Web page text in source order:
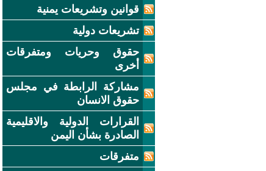
قوانين وتشريعات يمنية
تشريعات دولية
حقوق وحريات ومتفرقات
أخرى
مشاركة الرابطة في مجلس
حقوق الانسان
القرارات الدولية والاقليمية
الصادرة بشأن اليمن
متفرقات